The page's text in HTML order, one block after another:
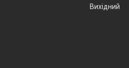
Вихідний